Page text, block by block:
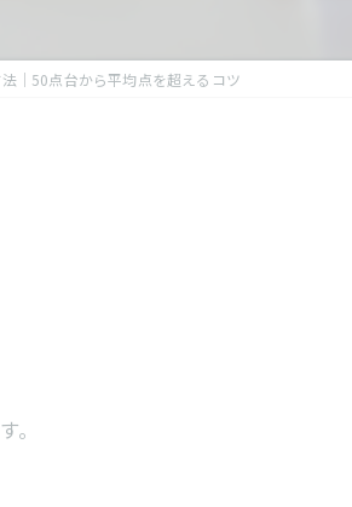
｜50点台から平均点を超えるコツ